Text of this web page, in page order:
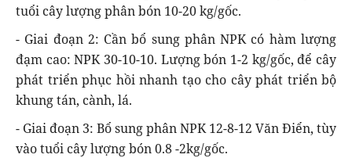
tuổi cây lượng phân bón 10-20 kg/gốc.
- Giai đoạn 2: Cần bổ sung phân NPK có hàm lượng
đạm cao: NPK 30-10-10. Lượng bón 1-2 kg/gốc, để cây
phát triển phục hồi nhanh tạo cho cây phát triển bộ
khung tán, cành, lá.
- Giai đoạn 3: Bổ sung phân NPK 12-8-12 Văn Điển, tùy
vào tuổi cây lượng bón 0.8 -2kg/gốc.